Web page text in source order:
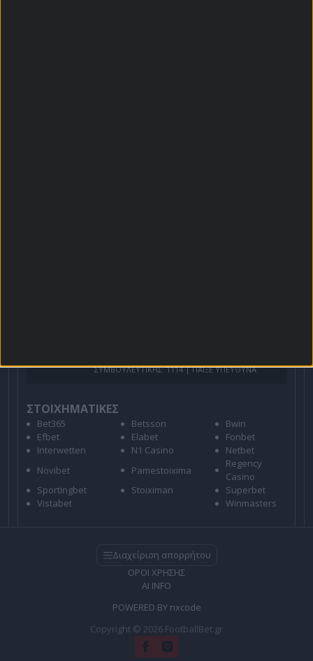
ΣΥΜΒΟΥΛΕΥΤΙΚΗΣ: 1114 | ΠΑΙΞΕ ΥΠΕΥΘΥΝΑ
ΣΤΟΙΧΗΜΑΤΙΚΕΣ
Bet365 Betsson
Bwin
Efbet
Elabet
Fonbet
Interwetten
N1 Casino
Netbet
Novibet
Pamestoixima
Regency
Casino
Sportingbet
Stoiximan
Superbet
Vistabet
Winmasters
Διαχείριση απορρήτου
ΟΡΟΙ ΧΡΗΣΗΣ
AI INFO
POWERED BY nxcode
Copyright © 2026 FootballBet.gr